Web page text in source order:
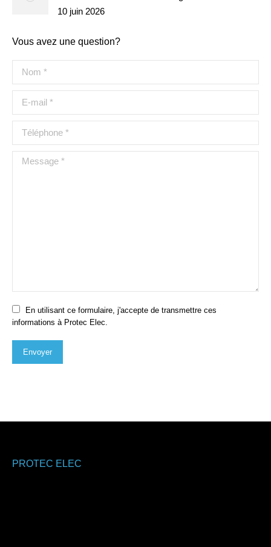
10 juin 2026
Vous avez une question?
Message *
En utilisant ce formulaire, j'accepte de transmettre ces
informations à Protec Elec.
Envoyer
PROTEC ELEC